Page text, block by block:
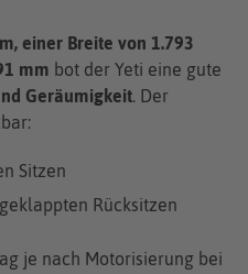
einer Breite von 1.793
mm bot der Yeti eine gute
Geräumigkeit. Der
Sitzen
Rücksitzen
lag je nach Motorisierung bei